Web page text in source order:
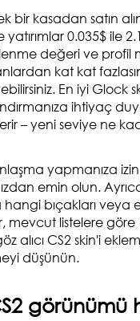
tek bir kasadan satın
yatırımlar 0.035$
değeri ve profil
kat kat
En iyi Glock
ihtiyaç
– yeni seviye ne
yapmanıza
emin olun.
bıçakları
listelere göre
alıcı CS2 skin'i
düşünün.
görünümü